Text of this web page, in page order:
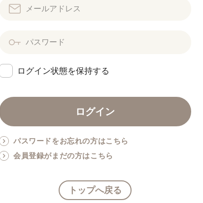
ログイン状態を保持する
パスワードをお忘れの方はこちら
会員登録がまだの方はこちら
トップへ戻る